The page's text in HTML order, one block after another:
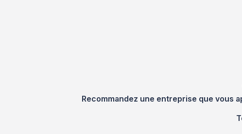
Recommandez une entreprise que vous